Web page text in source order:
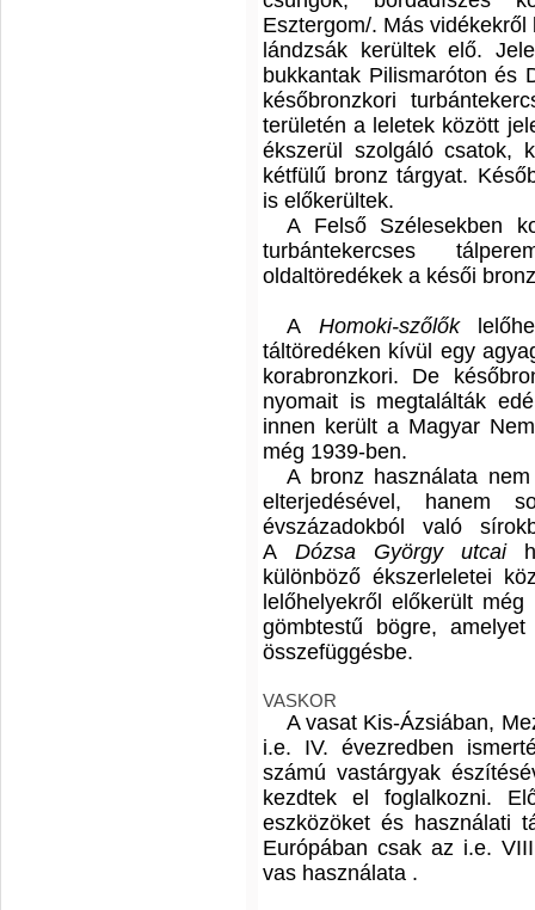
Esztergom/. Más
lándzsák kerültek elő.
bukkantak Pilismaróton és
későbronzkori
területén a leletek között
ékszerül szolgáló csatok,
kétfülű bronz tárgyat.
is előkerültek.
A Felső Szélesekben
turbántekercses
oldaltöredékek a késői
A Homoki-szőlők
táltöredéken kívül egy
korabronzkori. De
nyomait is megtalálták
innen került a Magyar
még 1939-ben.
A bronz használata
elterjedésével, hanem
évszázadokból való
A Dózsa György utcai
különböző ékszerleletei
lelőhelyekről előkerült
gömbtestű bögre,
összefüggésbe.
VASKOR
A vasat Kis-Ázsiában,
i.e. IV. évezredben
számú vastárgyak
kezdtek el foglalkozni.
eszközöket és használati
Európában csak az i.e.
vas használata .